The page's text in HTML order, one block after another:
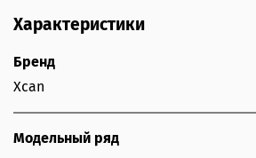
Характеристики
Бренд
Xcan
Модельный ряд